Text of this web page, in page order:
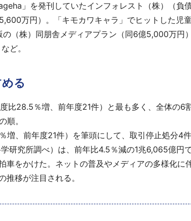
」を発刊していたインフォレスト（株）（負
万円）。「キモカワキャラ」でヒットした児
（株）同朋舎メディアプラン（同6億5,000万
ど。
る
比28.5％増、前年度21件）と最も多く、全体の
順。
、前年度21件）を筆頭にして、取引停止処分4
研究所調べ）は、前年比4.5％減の1兆6,065億円
をかけた。ネットの普及やメディアの多様化に
移が注目される。